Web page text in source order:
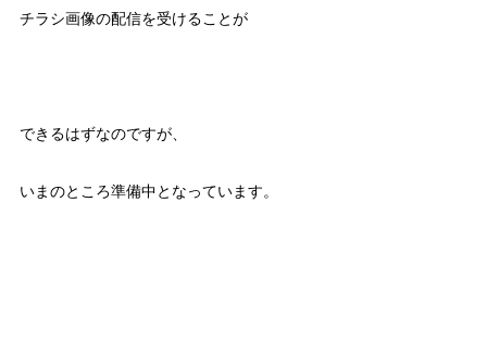
チラシ画像の配信を受けることが
できるはずなのですが、
いまのところ準備中となっています。